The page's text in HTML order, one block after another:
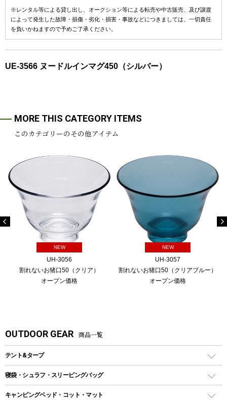
※レンタル等による貸し出し、オークション等による転売や中古販売、及び譲渡
によって発生した故障・損傷・劣化・損害・事故などにつきましては、一切責任
を負いかねますので予めご了承ください。
UE-3566 ヌードルインマグ450（シルバー）
MORE THIS CATEGORY ITEMS
このカテゴリーのその他アイテム
NEW
UH-3056
割れないお猪口50（クリア）
オープン価格
NEW
UH-3057
割れないお猪口50（クリアブルー）
オープン価格
OUTDOOR GEAR 商品一覧
テント&タープ
テント
寝袋・シュラフ・スリーピングバッグ
レクタングラー型（封筒型）シュラフ
キャンピングベッド・コット・マット